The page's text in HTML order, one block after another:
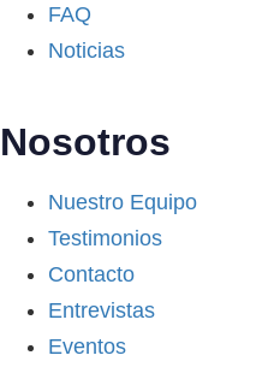
FAQ
Noticias
Nosotros
Nuestro Equipo
Testimonios
Contacto
Entrevistas
Eventos